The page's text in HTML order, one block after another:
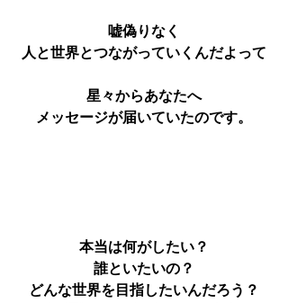
嘘偽りなく
人と世界とつながっていくんだよって
星々からあなたへ
メッセージが届いていたのです。
本当は何がしたい？
誰といたいの？
どんな世界を目指したいんだろう？